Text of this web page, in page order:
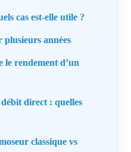
cas est-elle utile ?
plusieurs années
le rendement d’un
direct : quelles
classique vs